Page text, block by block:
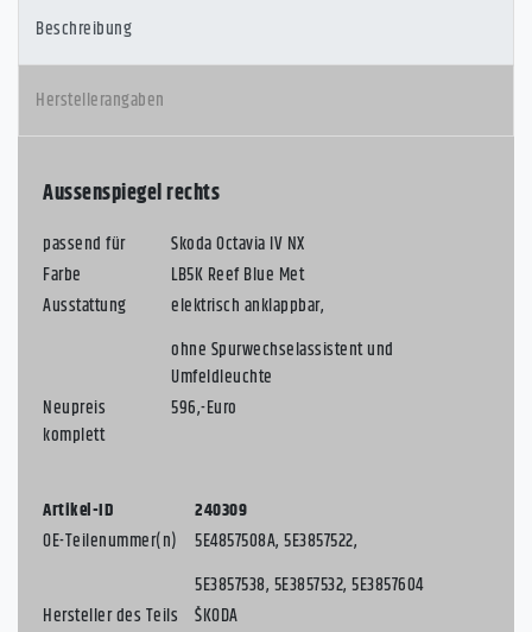
Beschreibung
Herstellerangaben
Aussenspiegel rechts
passend für
Skoda Octavia IV NX
Farbe
LB5K Reef Blue Met
Ausstattung
elektrisch anklappbar,
ohne Spurwechselassistent und
Umfeldleuchte
Neupreis
komplett
596,-Euro
Artikel-ID
240309
OE-Teilenummer(n)
5E4857508A, 5E3857522,
5E3857538, 5E3857532, 5E3857604
Hersteller des Teils
ŠKODA